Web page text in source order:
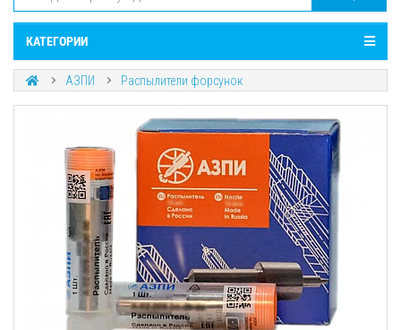
КАТЕГОРИИ
АЗПИ Распылители форсунок